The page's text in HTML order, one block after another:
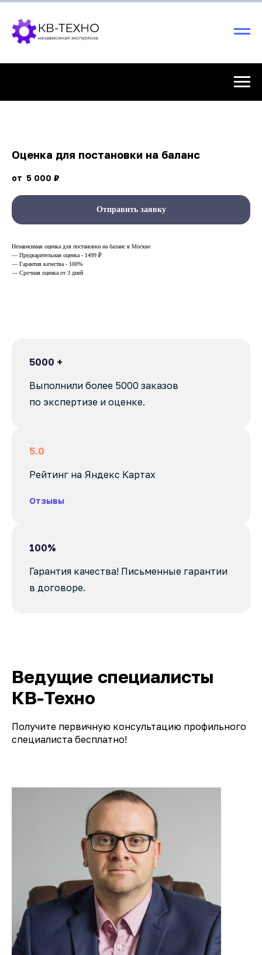
Оценка для постановки на баланс
5 000 ₽
Отправить заявку
Независимая оценка для постановки на баланс в Москве
— Предварительная оценка - 1499 ₽
— Гарантия качества - 100%
— Срочная оценка от 3 дней
5000 +
Выполнили более 5000 заказов
по экспертизе и оценке.
5.0
Рейтинг на Яндекс Картах
Отзывы
100%
Гарантия качества! Письменные гарантии
в договоре.
Ведущие специалисты
КВ-Техно
Получите первичную консультацию профильного
специалиста бесплатно!